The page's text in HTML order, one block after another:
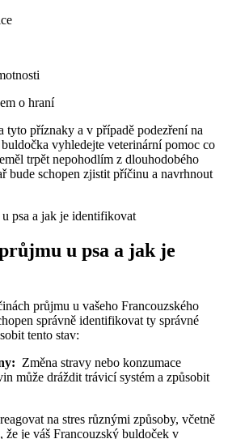
o hraní
tyto příznaky a v případě ‍podezření na
vyhledejte ‌veterinární pomoc co
‍trpět nepohodlím ‍z dlouhodobého
bude schopen zjistit příčinu ⁣a navrhnout
u ​psa a jak je
průjmu u vašeho Francouzského
správně identifikovat ty správné
tento stav:
‍ Změna stravy nebo konzumace
může dráždit trávicí ⁣systém a způsobit
na stres různými způsoby, včetně
že‍ je ‍váš Francouzský​ buldoček v